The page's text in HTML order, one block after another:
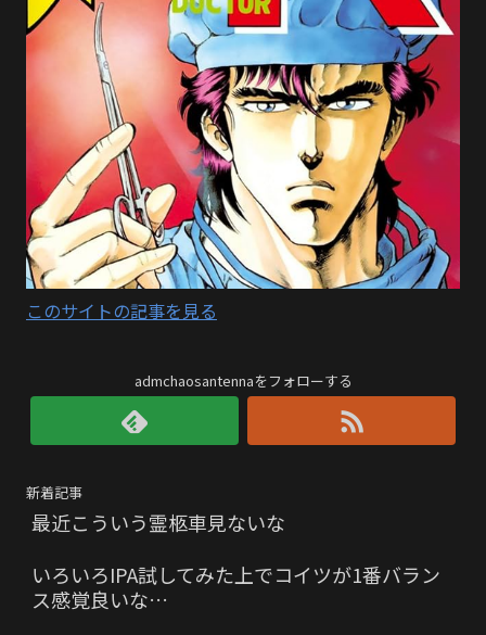
このサイトの記事を見る
admchaosantennaをフォローする
新着記事
最近こういう霊柩車見ないな
いろいろIPA試してみた上でコイツが1番バラン
ス感覚良いな…